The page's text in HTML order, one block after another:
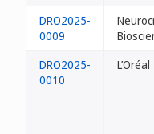
DRO2025-
0009
DRO2025-
0010
L’Oréal